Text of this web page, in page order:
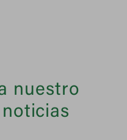
nuestro